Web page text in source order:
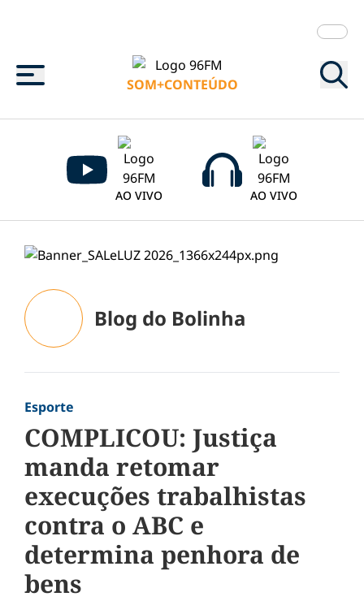
Menu
SOM+CONTEÚDO
AO VIVO AO VIVO
Blog do Bolinha
Esporte
COMPLICOU: Justiça
manda retomar
execuções trabalhistas
contra o ABC e
determina penhora de
bens